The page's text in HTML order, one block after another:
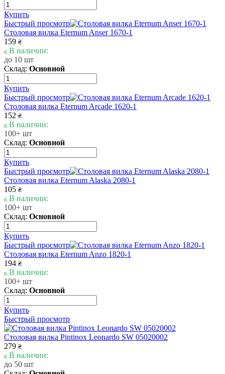
Купить
Быстрый просмотр
Столовая вилка Eternum Anser 1670-1
159 ₴
В наличии:
до 10 шт
Склад: Основной
Купить
Быстрый просмотр
Столовая вилка Eternum Arcade 1620-1
152 ₴
В наличии:
100+ шт
Склад: Основной
Купить
Быстрый просмотр
Столовая вилка Eternum Alaska 2080-1
105 ₴
В наличии:
100+ шт
Склад: Основной
Купить
Быстрый просмотр
Столовая вилка Eternum Anzo 1820-1
194 ₴
В наличии:
100+ шт
Склад: Основной
Купить
Быстрый просмотр
Столовая вилка Pintinox Leonardo SW 05020002
279 ₴
В наличии:
до 50 шт